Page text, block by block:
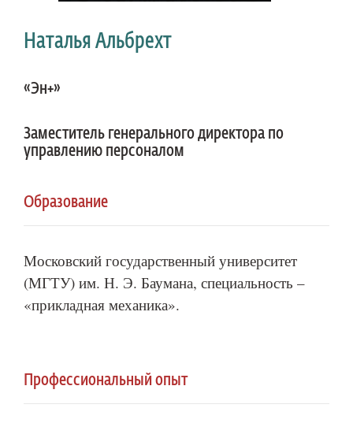
Наталья Альбрехт
«Эн+»
Заместитель генерального директора по
управлению персоналом
Образование
Московский государственный университет
(МГТУ) им. Н. Э. Баумана, специальность –
«прикладная механика».
Профессиональный опыт